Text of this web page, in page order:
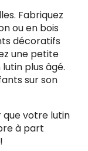
. Fabriquez
ou en bois
décoratifs
une petite
plus âgé.
sur son
que votre lutin
à part